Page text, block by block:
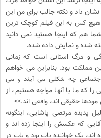
نشان داد و نکته جالب برای من این
کس به این فیلم کوچک ترین
هم که اینجا هستید نمی دانید
شده و نمایش داده شده.
و مرگ استانی است که زمانی
مملکت بود. بنابراین می خواهم
چه شکلی می آیند و می
که ما با آنها مواجه هستیم، از
مودها حقیقی اند، واقعی اند.>>
پدیده مرتضی پاشایی، اینگونه
که عکسش را اینجا زده اند و
اند، یک خواننده پاپ بود و پاپ در